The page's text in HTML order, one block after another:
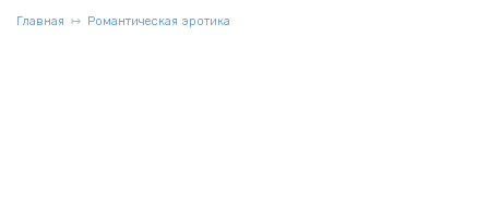
Главная Романтическая эротика